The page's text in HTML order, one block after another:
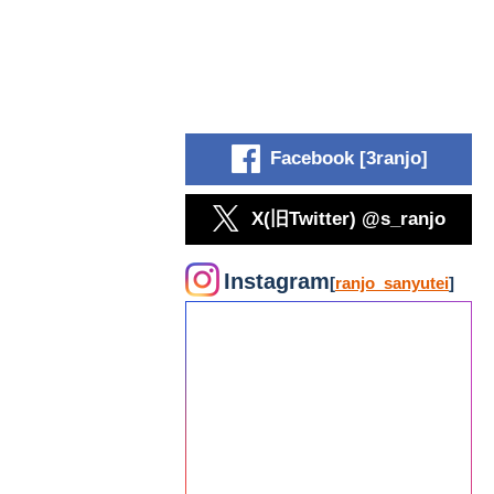
Facebook [3ranjo]
X(旧Twitter) @s_ranjo
Instagram[ranjo_sanyutei]